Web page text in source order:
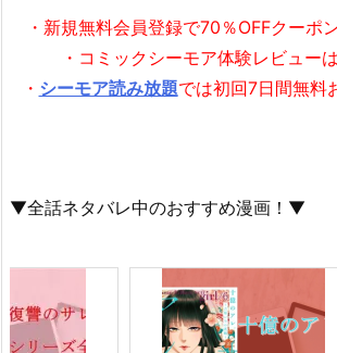
・新規無料会員登録で70％OFFクーポ
・コミックシーモア体験レビュー
・ シーモア読み放題では初回7日間無料
▼全話ネタバレ中のおすすめ漫画！▼